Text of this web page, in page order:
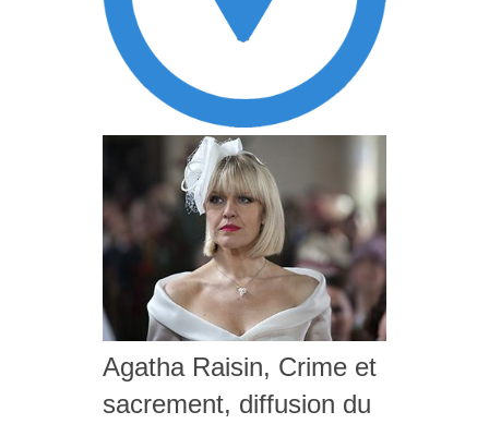
Agatha Raisin, Crime et
sacrement, diffusion du